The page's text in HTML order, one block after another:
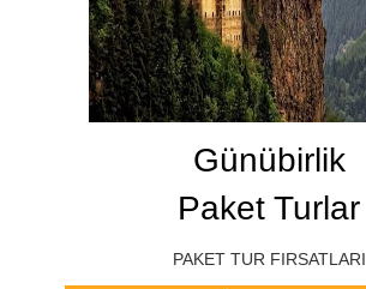
Günübirlik
Paket Turlar
PAKET TUR FIRSATLARI